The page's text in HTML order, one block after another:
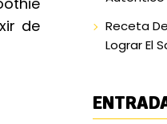
de
Receta
Lograr El